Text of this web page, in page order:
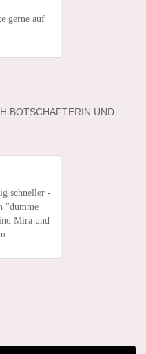
gerne auf
BOTSCHAFTERIN UND
schneller -
"dumme
Mira und